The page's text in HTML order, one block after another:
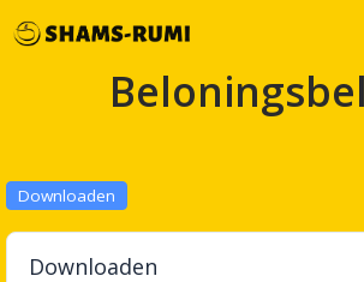
Downloaden
Downloaden